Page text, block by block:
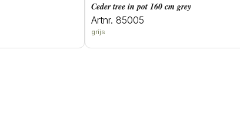
ceder tree in pot 160 cm grey
Artnr. 85005
grijs